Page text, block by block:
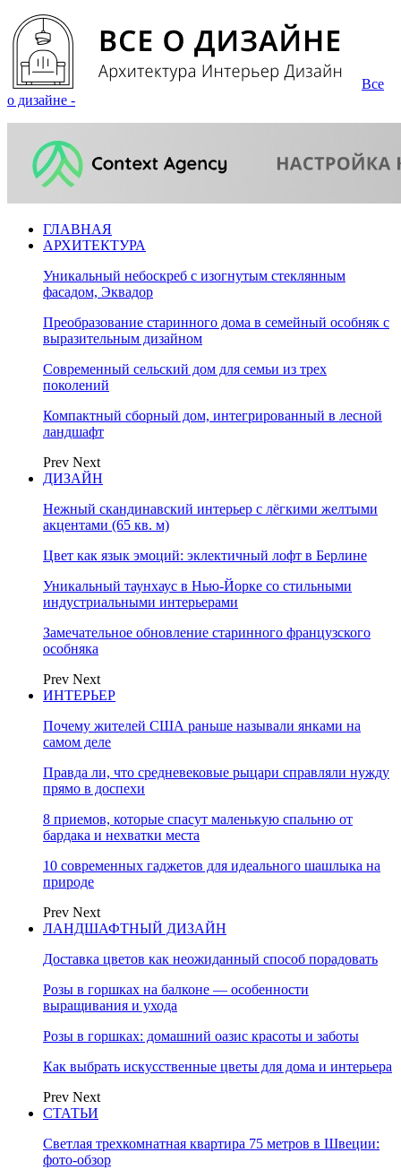
Все
о дизайне -
ГЛАВНАЯ
АРХИТЕКТУРА
Уникальный небоскреб с изогнутым стеклянным
фасадом, Эквадор
Преобразование старинного дома в семейный особняк с
выразительным дизайном
Современный сельский дом для семьи из трех
поколений
Компактный сборный дом, интегрированный в лесной
ландшафт
Prev Next
ДИЗАЙН
Нежный скандинавский интерьер с лёгкими желтыми
акцентами (65 кв. м)
Цвет как язык эмоций: эклектичный лофт в Берлине
Уникальный таунхаус в Нью-Йорке со стильными
индустриальными интерьерами
Замечательное обновление старинного французского
особняка
Prev Next
ИНТЕРЬЕР
Почему жителей США раньше называли янками на
самом деле
Правда ли, что средневековые рыцари справляли нужду
прямо в доспехи
8 приемов, которые спасут маленькую спальню от
бардака и нехватки места
10 современных гаджетов для идеального шашлыка на
природе
Prev Next
ЛАНДШАФТНЫЙ ДИЗАЙН
Доставка цветов как неожиданный способ порадовать
Розы в горшках на балконе — особенности
выращивания и ухода
Розы в горшках: домашний оазис красоты и заботы
Как выбрать искусственные цветы для дома и интерьера
Prev Next
СТАТЬИ
Светлая трехкомнатная квартира 75 метров в Швеции:
фото-обзор